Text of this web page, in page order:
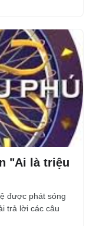
"Ai là triệu
được phát sóng
trả lời các câu